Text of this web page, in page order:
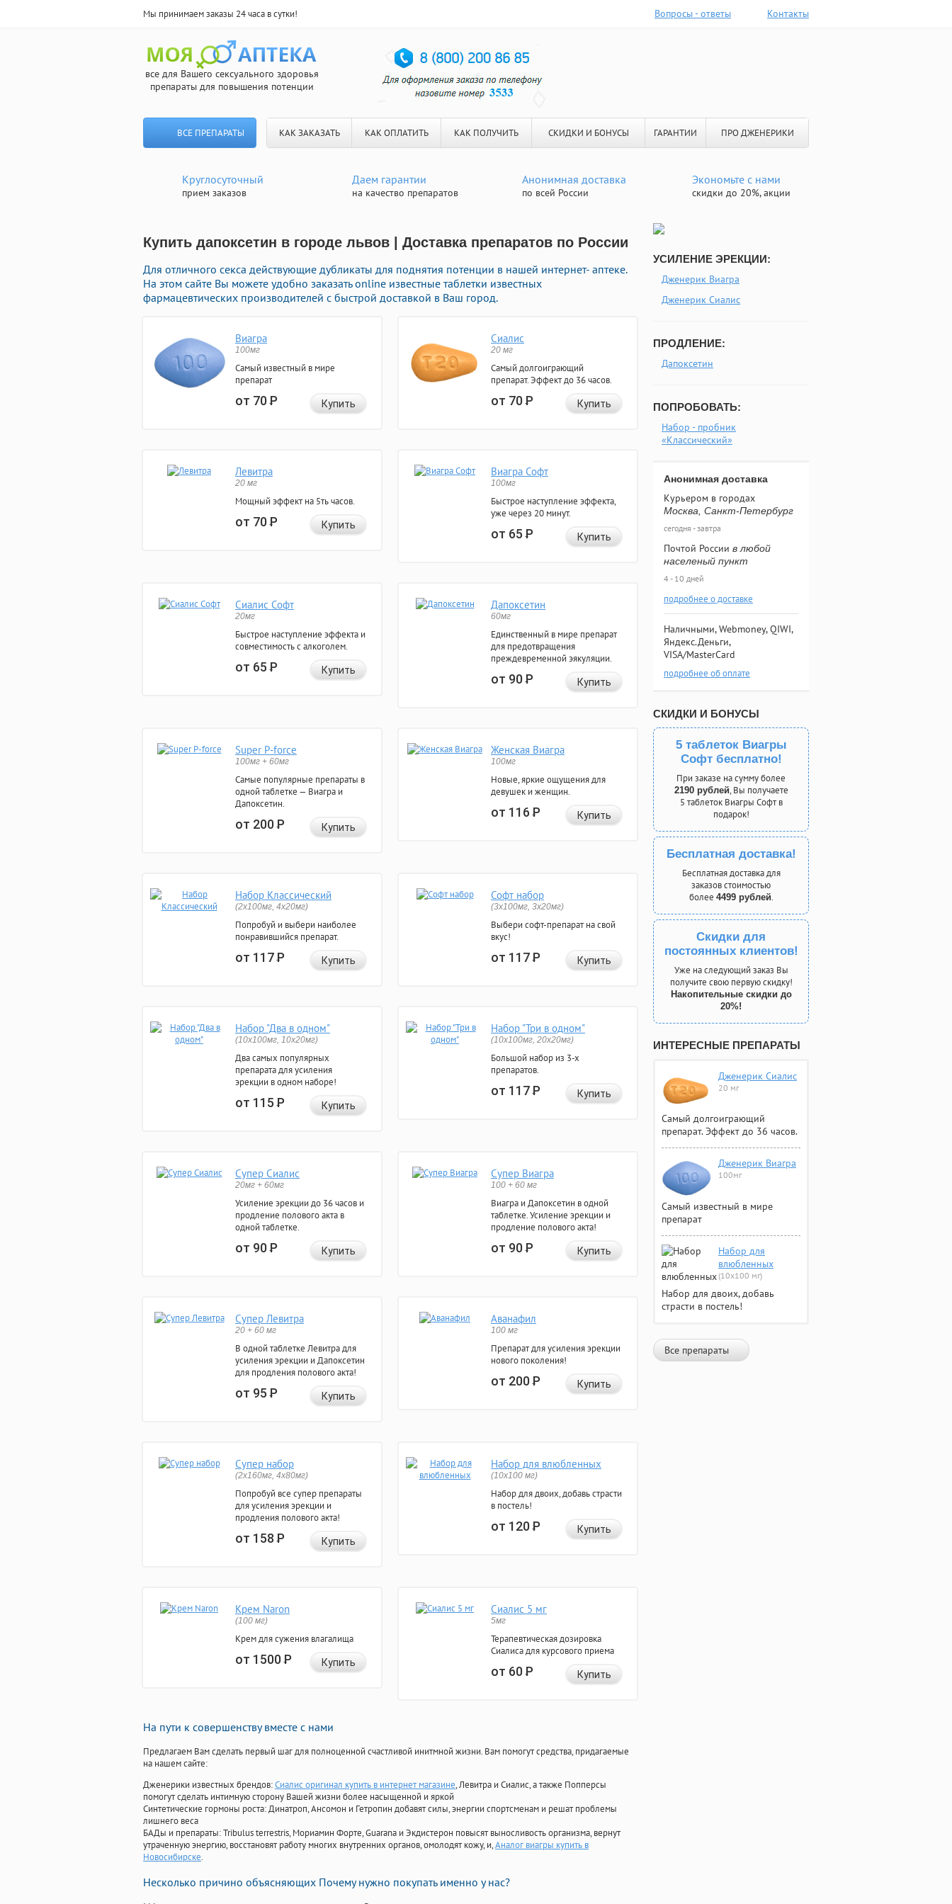
Мы принимаем заказы 24 часа в сутки! Вопросы - ответы Контакты
все для Вашего сексуального здоровья
препараты для повышения потенции
ВСЕ ПРЕПАРАТЫ КАК ЗАКАЗАТЬ КАК ОПЛАТИТЬ КАК ПОЛУЧИТЬ СКИДКИ И БОНУСЫ ГАРАНТИИ ПРО ДЖЕНЕРИКИ
Круглосуточный
прием заказов
Даем гарантии
на качество препаратов
Анонимная доставка
по всей России
Экономьте с нами
скидки до 20%, акции
Купить дапоксетин в городе львов | Доставка препаратов по России
Для отличного секса действующие дубликаты для поднятия потенции в нашей интернет- аптеке.
На этом сайте Вы можете удобно заказать online известные таблетки известных
фармацевтических производителей с быстрой доставкой в Ваш город.
Виагра
100мг
Самый известный в мире
препарат
от 70Р Купить
Сиалис
20 мг
Самый долгоиграющий
препарат. Эффект до 36 часов.
от 70Р Купить
Левитра
20 мг
Мощный эффект на 5ть часов.
от 70Р Купить
Виагра Софт
100мг
Быстрое наступление эффекта,
уже через 20 минут.
от 65Р Купить
Сиалис Софт
20мг
Быстрое наступление эффекта и
совместимость с алкоголем.
от 65Р Купить
Дапоксетин
60мг
Единственный в мире препарат
для предотвращения
преждевременной эякуляции.
от 90Р Купить
Super P-force
100мг + 60мг
Самые популярные препараты в
одной таблетке — Виагра и
Дапоксетин.
от 200Р Купить
Женская Виагра
100мг
Новые, яркие ощущения для
девушек и женщин.
от 116Р Купить
Набор Классический
(2x100мг, 4x20мг)
Попробуй и выбери наиболее
понравившийся препарат.
от 117Р Купить
Софт набор
(3x100мг, 3x20мг)
Выбери софт-препарат на свой
вкус!
от 117Р Купить
Набор "Два в одном"
(10x100мг, 10x20мг)
Два самых популярных
препарата для усиления
эрекции в одном наборе!
от 115Р Купить
Набор "Три в одном"
(10x100мг, 20x20мг)
Большой набор из 3-х
препаратов.
от 117Р Купить
Супер Сиалис
20мг + 60мг
Усиление эрекции до 36 часов и
продление полового акта в
одной таблетке.
от 90Р Купить
Супер Виагра
100 + 60 мг
Виагра и Дапоксетин в одной
таблетке. Усиление эрекции и
продление полового акта!
от 90Р Купить
Супер Левитра
20 + 60 мг
В одной таблетке Левитра для
усиления эрекции и Дапоксетин
для продления полового акта!
от 95Р Купить
Аванафил
100 мг
Препарат для усиления эрекции
нового поколения!
от 200Р Купить
Супер набор
(2х160мг, 4х80мг)
Попробуй все супер препараты
для усиления эрекции и
продления полового акта!
от 158Р Купить
Набор для влюбленных
(10х100 мг)
Набор для двоих, добавь страсти
в постель!
от 120Р Купить
Крем Naron
(100 мг)
Крем для сужения влагалища
от 1500Р Купить
Сиалис 5 мг
5мг
Терапевтическая дозировка
Сиалиса для курсового приема
от 60Р Купить
На пути к совершенству вместе с нами
Предлагаем Вам сделать первый шаг для полноценной счастливой инитмной жизни. Вам помогут средства, придагаемые
на нашем сайте:
Дженерики известных брендов:Сиалис оригинал купить в интернет магазине, Левитра и Сиалис, а также Попперсы
помогут сделать интимную сторону Вашей жизни более насыщенной и яркой
Синтетические гормоны роста: Динатроп, Ансомон и Гетропин добавят силы, энергии спортсменам и решат проблемы
лишнего веса
БАДы и препараты:Tribulus terrestris, Мориамин Форте, Guarana и Экдистерон повысят выносливость организма, вернут
утраченную энергию, восстановят работу многих внутренних органов, омолодят кожу, и,Аналог виагры купить в
Новосибирске.
Несколько причино объясняющих Почему нужно покупать именно у нас?
УСИЛЕНИЕ ЭРЕКЦИИ:
Дженерик Виагра
Дженерик Сиалис
ПРОДЛЕНИЕ:
Дапоксетин
ПОПРОБОВАТЬ:
Набор - пробник
«Классический»
Анонимная доставка
Курьером в городах
Москва, Санкт-Петербург
сегодня - завтра
Почтой России в любой
населеный пункт
4 - 10 дней
подробнее о доставке
Наличными, Webmoney, QIWI,
Яндекс.Деньги,
VISA/MasterCard
подробнее об оплате
СКИДКИ И БОНУСЫ
5 таблеток Виагры
Софт бесплатно!
При заказе на сумму более
2190 рублей, Вы получаете
5 таблеток Виагры Софт в
подарок!
Бесплатная доставка!
Бесплатная доставка для
заказов стоимостью
более 4499 рублей.
Скидки для
постоянных клиентов!
Уже на следующий заказ Вы
получите свою первую скидку!
Накопительные скидки до
20%!
ИНТЕРЕСНЫЕ ПРЕПАРАТЫ
Дженерик Сиалис
20 мг
Самый долгоиграющий
препарат. Эффект до 36 часов.
Дженерик Виагра
100мг
Самый известный в мире
препарат
Набор для
влюбленных
(10х100 мг)
Набор для двоих, добавь
страсти в постель!
Все препараты